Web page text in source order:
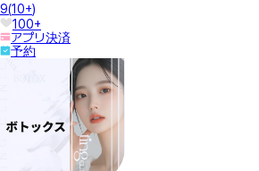
9(10+)
100+
アプリ決済
予約